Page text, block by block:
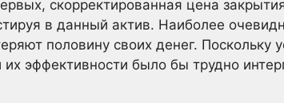
скорректированная цена
в данный актив. Наиболее
половину своих денег. Поскольку
эффективности было бы трудно